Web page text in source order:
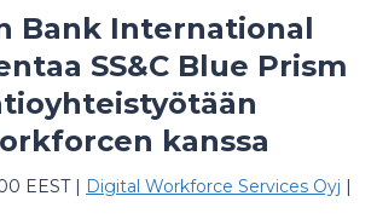
Bank International
SS&C Blue Prism
kanssa
EEST| Digital Workforce Services Oyj |